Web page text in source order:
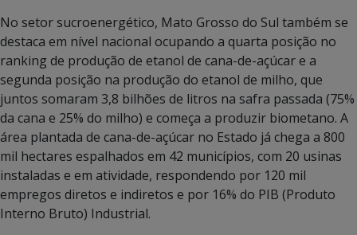
No setor sucroenergético, Mato Grosso do Sul também se
destaca em nível nacional ocupando a quarta posição no
ranking de produção de etanol de cana-de-açúcar e a
segunda posição na produção do etanol de milho, que
juntos somaram 3,8 bilhões de litros na safra passada (75%
da cana e 25% do milho) e começa a produzir biometano. A
área plantada de cana-de-açúcar no Estado já chega a 800
mil hectares espalhados em 42 municípios, com 20 usinas
instaladas e em atividade, respondendo por 120 mil
empregos diretos e indiretos e por 16% do PIB (Produto
Interno Bruto) Industrial.